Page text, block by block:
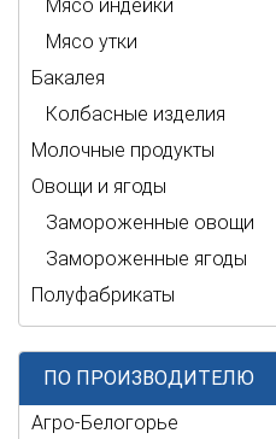
Мясо индейки
Мясо утки
Бакалея
Колбасные изделия
Молочные продукты
Овощи и ягоды
Замороженные овощи
Замороженные ягоды
Полуфабрикаты
ПО ПРОИЗВОДИТЕЛЮ
Агро-Белогорье